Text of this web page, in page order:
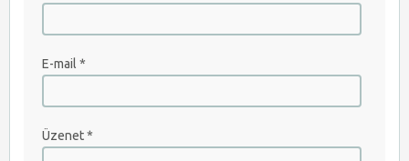
E-mail *
Üzenet*